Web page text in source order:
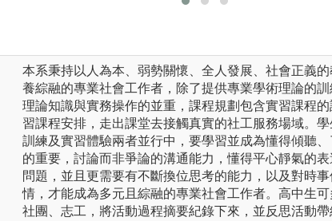
版權:玄奘大學社會工作學系版權所有
本系秉持以人為本、弱勢關懷、全人發展、社會正義
養綜融的專業社會工作者，除了提供專業學術理論的
理論知識與實務操作的並重，課程規劃包含實習課程
習課程安排，走出課堂去接觸真實的社工服務場域。
訓練及實習體驗兩者並行中，要學習並成為懂得傾聽
的重要，討論而非爭論的溝通能力，懂得平心靜氣的
問題，並且更需要有不斷換位思考的能力，以及對時
情，才能成為多元且綜融的專業社會工作者。高中生
社團、志工，將活動過程摘要紀錄下來，並反思活動帶